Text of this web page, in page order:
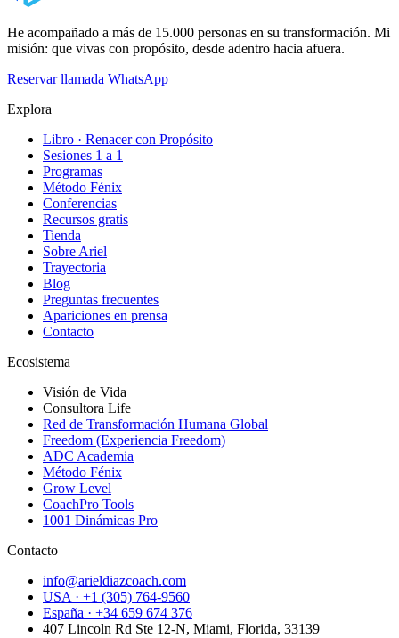
He acompañado a más de 15.000 personas en su transformación. Mi
misión: que vivas con propósito, desde adentro hacia afuera.
Reservar llamada WhatsApp
Explora
Libro · Renacer con Propósito
Sesiones 1 a 1
Programas
Método Fénix
Conferencias
Recursos gratis
Tienda
Sobre Ariel
Trayectoria
Blog
Preguntas frecuentes
Apariciones en prensa
Contacto
Ecosistema
Visión de Vida
Consultora Life
Red de Transformación Humana Global
Freedom (Experiencia Freedom)
ADC Academia
Método Fénix
Grow Level
CoachPro Tools
1001 Dinámicas Pro
Contacto
info@arieldiazcoach.com
USA · +1 (305) 764-9560
España · +34 659 674 376
407 Lincoln Rd Ste 12-N, Miami, Florida, 33139